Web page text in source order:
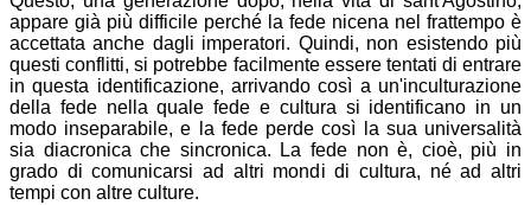
appare già più difficile perché la fede nicena nel frattempo è
accettata anche dagli imperatori. Quindi, non esistendo più
questi conflitti, si potrebbe facilmente essere tentati di entrare
in questa identificazione, arrivando così a un'inculturazione
della fede nella quale fede e cultura si identificano in un
modo inseparabile, e la fede perde così la sua universalità
sia diacronica che sincronica. La fede non è, cioè, più in
grado di comunicarsi ad altri mondi di cultura, né ad altri
tempi con altre culture.